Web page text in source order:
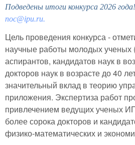
Подведены итоги конкурса 2026
noc@ipu.ru.
Цель проведения конкурса -
научные работы молодых ученых
аспирантов, кандидатов наук в
докторов наук в возрасте до 40
значительный вклад в теорию
приложения. Экспертиза работ
привлечением ведущих ученых
более сорока докторов и
физико-математических и